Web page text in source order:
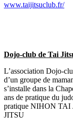
www.taijitsuclub.fr/
Dojo-club de Tai
L’association Dojo-
d’un groupe de
s’installe dans la
ans de pratique du
pratique NIHON TAI
JITSU